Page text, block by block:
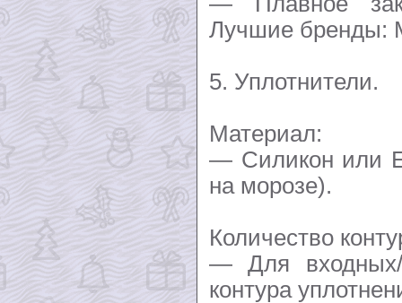
Лучшие бренды:
5. Уплотнители.
Материал:
— Силикон или
на морозе).
Количество
— Для входных/
контура